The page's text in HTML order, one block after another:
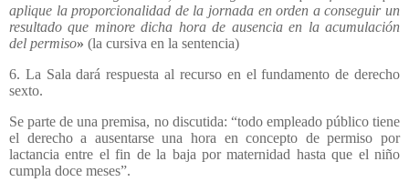
aplique la proporcionalidad de la jornada en orden a conseguir un
resultado que minore dicha hora de ausencia en la acumulación
del permiso» (la cursiva en la sentencia)
6. La Sala dará respuesta al recurso en el fundamento de derecho
sexto.
Se parte de una premisa, no discutida: “todo empleado público tiene
el derecho a ausentarse una hora en concepto de permiso por
lactancia entre el fin de la baja por maternidad hasta que el niño
cumpla doce meses”.